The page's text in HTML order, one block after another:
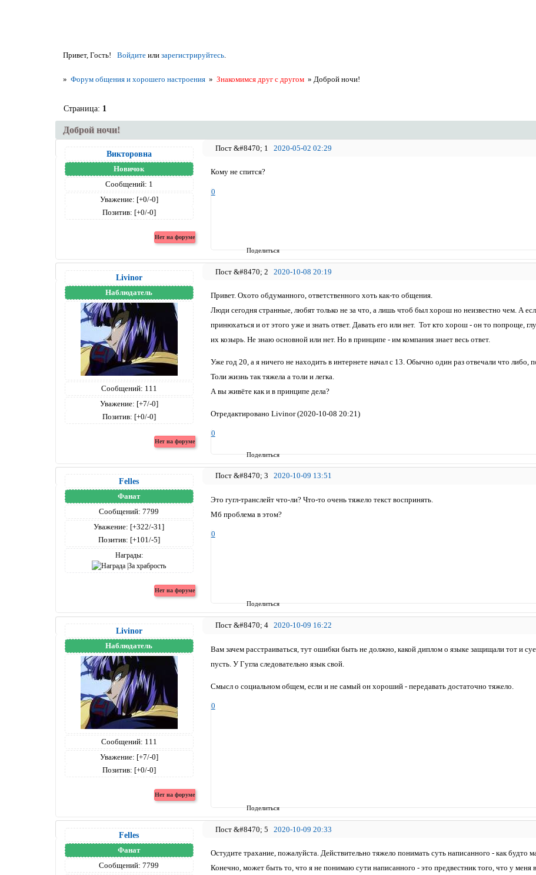
Привет, Гость! Войдитеили зарегистрируйтесь.
» Форум общения и хорошего настроения » Знакомимся друг с другом » Доброй ночи!
Доброй ночи!
Страница: 1
Поделиться
1 2020-05-02 02:29
Викторовна
Новичок
Сообщений: 1
Уважение: [+0/-0]
Позитив: [+0/-0]
Кому не спится?
0
Поделиться
2 2020-10-08 20:19
Livinor
Наблюдатель
Сообщений: 111
Уважение: [+7/-0]
Позитив: [+0/-0]
Привет. Охото обдуманного, ответственного хоть как-то общения.
Люди сегодня странные, любят только не за что, а лишь чтоб был хорош но неизвестно чем. А
принюхаться и от этого уже и знать ответ. Давать его или нет. Тот кто хорош - он то попроще,
их козырь. Не знаю основной или нет. Но в принципе - им компания знает весь ответ.
Уже год 20, а я ничего не находить в интернете начал с 13. Обычно один раз отвечали что либо,
Толи жизнь так тяжела а толи и легка.
А вы живёте как и в принципе дела?
Отредактировано Livinor (2020-10-08 20:21)
0
Поделиться
3 2020-10-09 13:51
Felles
Фанат
Сообщений: 7799
Уважение: [+322/-31]
Позитив: [+101/-5]
Награды:
Это гугл-транслейт что-ли? Что-то очень тяжело текст воспринять.
Мб проблема в этом?
0
Поделиться
4 2020-10-09 16:22
Livinor
Наблюдатель
Сообщений: 111
Уважение: [+7/-0]
Позитив: [+0/-0]
Вам зачем расстраиваться, тут ошибки быть не должно, какой диплом о языке защищали тот и
пусть. У Гугла следовательно язык свой.
Смысл о социальном общем, если и не самый он хороший - передавать достаточно тяжело.
0
5 2020-10-09 20:33
Felles
Фанат
Сообщений: 7799
Остудите тpахание, пожалуйста. Действительно тяжело понимать суть написанного - как
Конечно, может быть то, что я не понимаю сути написанного - это предвестник того, что у